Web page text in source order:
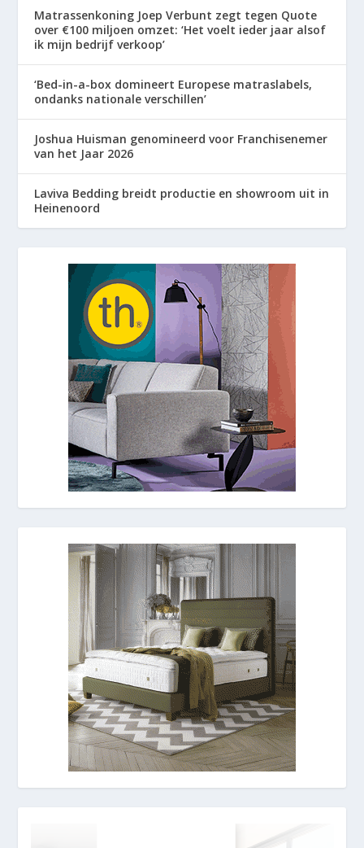
Matrassenkoning Joep Verbunt zegt tegen Quote
over €100 miljoen omzet: ‘Het voelt ieder jaar alsof
ik mijn bedrijf verkoop’
‘Bed-in-a-box domineert Europese matraslabels,
ondanks nationale verschillen’
Joshua Huisman genomineerd voor Franchisenemer
van het Jaar 2026
Laviva Bedding breidt productie en showroom uit in
Heinenoord